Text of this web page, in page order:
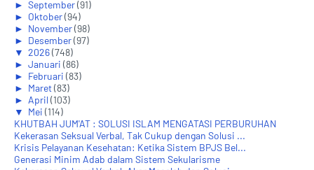
► September(91)
► Oktober(94)
► November(98)
► Desember(97)
▼ 2026(748)
► Januari (86)
► Februari (83)
► Maret(83)
► April(103)
▼ Mei (114)
KHUTBAH JUM'AT : SOLUSI ISLAM MENGATASI PERBURUHAN
Kekerasan Seksual Verbal, Tak Cukup dengan Solusi ...
Krisis Pelayanan Kesehatan: Ketika Sistem BPJS Bel...
Generasi Minim Adab dalam Sistem Sekularisme